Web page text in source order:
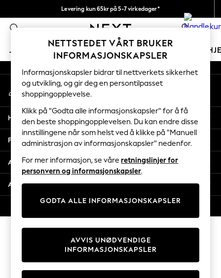
Levering kun 65kr på 5-7 virkedager*
Vi betaler alle tollavgifter 0
JENTER GUTTER BABY KVINNER
GIRLS
New In
50 - 92cm
98 - 110cm
116 - 134cm
140 - 174cm
Trending: Top & Short Sets
Trending: Clogs
Toy Story
THE SET
Coats & Jackets
Sweatshirts & Hoodies
Knitwear
Cardigans
Dresses
Sets & Outfits
An error occurred on client
Våre sosiale nettverk
Min konto
Logg inn på kontoen din
Hjelp
Personvern & Juridisk
Avdelinger
Andre tjenester
NETTSTEDET VÅRT BRUKER
INFORMASJONSKAPSLER
Informasjonskapsler bidrar til nettverkets sikkerhet
og utvikling, og gir deg en persontilpasset
shoppingopplevelse.
Klikk på "Godta alle informasjonskapsler" for å få
den beste shoppingopplevelsen. Du kan endre disse
innstillingene når som helst ved å klikke på "Manuell
administrasjon av informasjonskapsler" nedenfor.
For mer informasjon, se våre retningslinjer for
personvern og informasjonskapsler.
GODTA ALLE INFORMASJONSKAPSLER
AVVIS UNØDVENDIGE
INFORMASJONSKAPSLER